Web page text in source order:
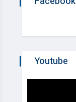
Youtube